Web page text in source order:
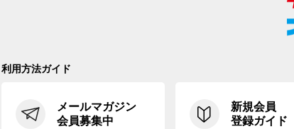
利用方法ガイド
メールマガジン
会員募集中
新規会員
登録ガイド